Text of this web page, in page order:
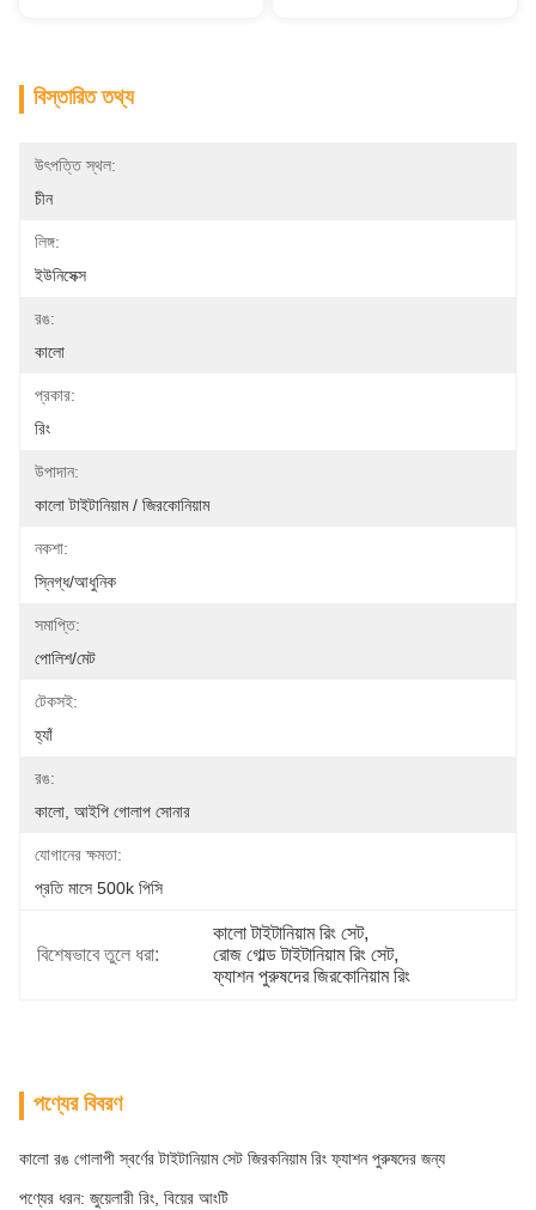
বিস্তারিত তথ্য
উৎপত্তি স্থল:
চীন
লিঙ্গ:
ইউনিসেক্স
রঙ:
কালো
প্রকার:
রিং
উপাদান:
কালো টাইটানিয়াম / জিরকোনিয়াম
নকশা:
স্নিগ্ধ/আধুনিক
সমাপ্তি:
পোলিশ/মেট
টেকসই:
হ্যাঁ
রঙ:
কালো, আইপি গোলাপ সোনার
যোগানের ক্ষমতা:
প্রতি মাসে 500k পিসি
বিশেষভাবে তুলে ধরা:
কালো টাইটানিয়াম রিং সেট,
রোজ গোল্ড টাইটানিয়াম রিং সেট,
ফ্যাশন পুরুষদের জিরকোনিয়াম রিং
পণ্যের বিবরণ
কালো রঙ গোলাপী স্বর্ণের টাইটানিয়াম সেট জিরকনিয়াম রিং ফ্যাশন পুরুষদের জন্য
পণ্যের ধরন: জুয়েলারী রিং, বিয়ের আংটি